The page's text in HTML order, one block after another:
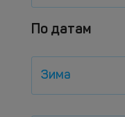
По датам
Зима